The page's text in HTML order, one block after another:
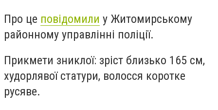
Про це повідомили у Житомирському
районному управлінні поліції.
Прикмети зниклої: зріст близько 165 см,
худорлявої статури, волосся коротке
русяве.